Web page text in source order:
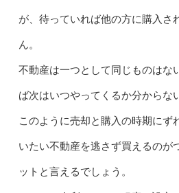
が、待っていれば他の方に購入さ
ん。
不動産は一つとして同じものはな
ば次はいつやってくるか分からな
このように売却と購入の時期にず
いたい不動産を逃さず買えるのが
ットと言えるでしょう。